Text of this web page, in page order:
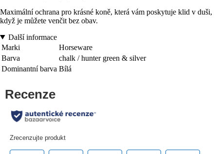
Maximální ochrana pro krásné koně, která vám poskytuje klid v duši,
když je můžete venčit bez obav.
Další informace
Marki
Horseware
Barva
chalk / hunter green & silver
Dominantní barva Bílá